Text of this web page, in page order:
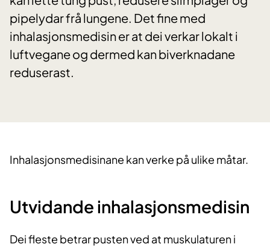
pipelydar frå lungene. Det fine med
inhalasjonsmedisin er at dei verkar lokalt i
luftvegane og dermed kan biverknadane
reduserast.
Inhalasjonsmedisinane kan verke på ulike måtar.
Utvidande inhalasjonsmedisin
Dei fleste betrar pusten ved at muskulaturen i